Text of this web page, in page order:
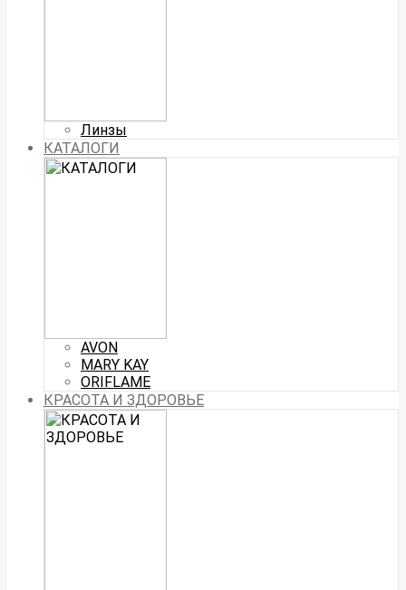
Линзы
КАТАЛОГИ
AVON
MARY KAY
ORIFLAME
КРАСОТА И ЗДОРОВЬЕ